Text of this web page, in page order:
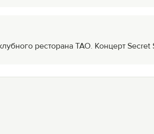
ресторана ТАО. Концерт Secret